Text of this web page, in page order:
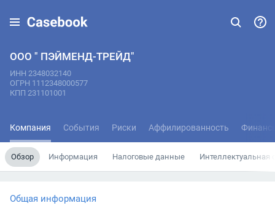
ООО " ПЭЙМЕНД-ТРЕЙД"
ИНН 2348032140
ОГРН 1112348000577
КПП 231101001
Компания События Риски Аффилированность
Обзор Информация Налоговые данные Интеллектуальная
Общая информация